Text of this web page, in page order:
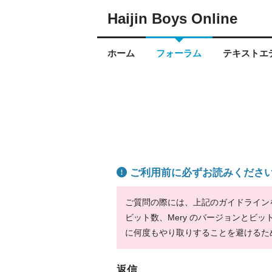
Haijin Boys Online
ホーム フォーラム テキストエ
ご利用前に必ずお読みくださ
ご質問の際には、上記のガイドライ
ビット数、Mery のバージョンとビッ
に何度もやり取りすることを避ける